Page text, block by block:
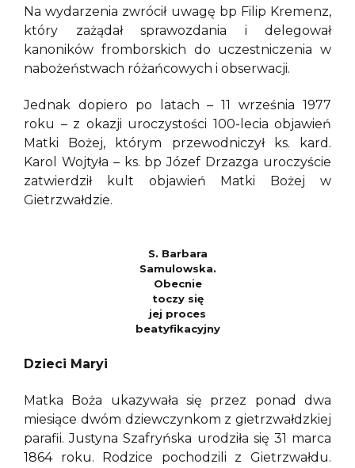
Na wydarzenia zwrócił uwagę bp Filip Kremenz,
który zażądał sprawozdania i delegował
kanoników fromborskich do uczestniczenia w
nabożeństwach różańcowych i obserwacji.
Jednak dopiero po latach – 11 września 1977
roku – z okazji uroczystości 100-lecia objawień
Matki Bożej, którym przewodniczył ks. kard.
Karol Wojtyła – ks. bp Józef Drzazga uroczyście
zatwierdził kult objawień Matki Bożej w
Gietrzwałdzie.
S. Barbara
Samulowska.
Obecnie
toczy się
jej proces
beatyfikacyjny
Dzieci Maryi
Matka Boża ukazywała się przez ponad dwa
miesiące dwóm dziewczynkom z gietrzwałdzkiej
parafii. Justyna Szafryńska urodziła się 31 marca
1864 roku. Rodzice pochodzili z Gietrzwałdu.